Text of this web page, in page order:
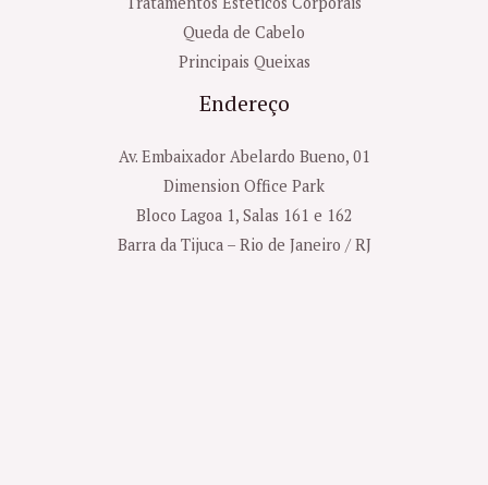
Queda de Cabelo
Principais Queixas
Endereço
Av. Embaixador Abelardo Bueno, 01
Dimension Office Park
Bloco Lagoa 1, Salas 161 e 162
Barra da Tijuca – Rio de Janeiro / RJ